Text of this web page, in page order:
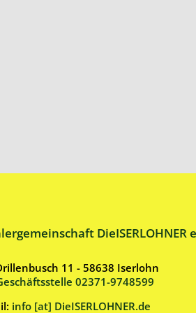
DieISERLOHNER
11 - 58638 Iserlohn
02371-9748599
info [at] DieISERLOHNER.de